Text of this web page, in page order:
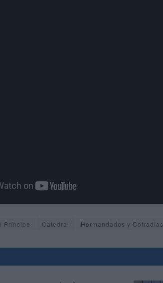
Príncipe Catedral Hermandades y Cofradías